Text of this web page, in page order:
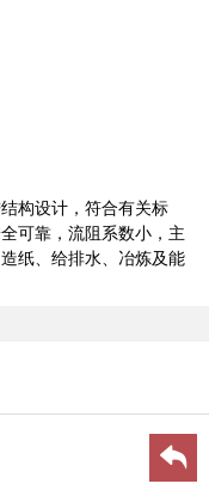
构设计，符合有关标
可靠，流阻系数小，主
纸、给排水、冶炼及能